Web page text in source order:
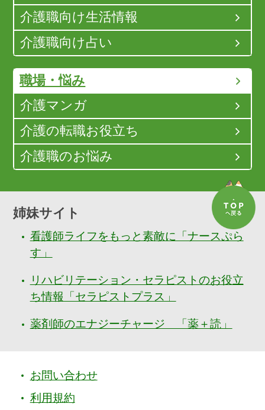
介護職向け生活情報
介護職向け占い
職場・悩み
介護マンガ
介護の転職お役立ち
介護職のお悩み
姉妹サイト
看護師ライフをもっと素敵に「ナースぷら
す」
リハビリテーション・セラピストのお役立
ち情報「セラピストプラス」
薬剤師のエナジーチャージ 「薬＋読」
お問い合わせ
利用規約